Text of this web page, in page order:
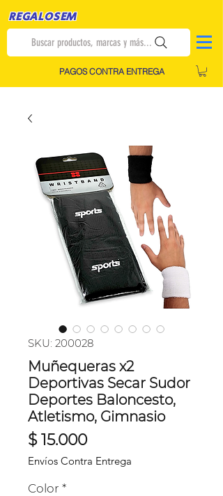
REGALOSEM
Buscar productos, marcas y más...
PAGOS CONTRA ENTREGA
SKU: 200028
Muñequeras x2
Deportivas Secar Sudor
Deportes Baloncesto,
Atletismo, Gimnasio
$ 15.000Precio
Envíos Contra Entrega
Color *